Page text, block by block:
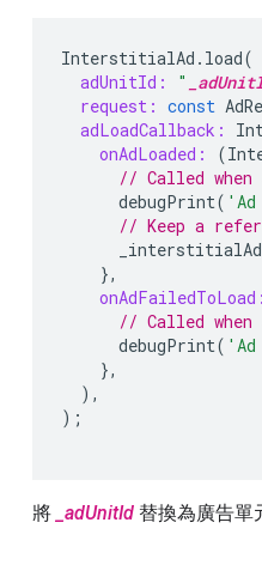
InterstitialAd . load(
adUnitId:
"
request: const
adLoadCallback:
onAdLoaded:
(
// Called
debugPrint(
// Keep a
_interstitialAd
},
onAdFailedToLoad:
// Called
debugPrint(
},
),
);
將 _adUnitId 替換為廣告單